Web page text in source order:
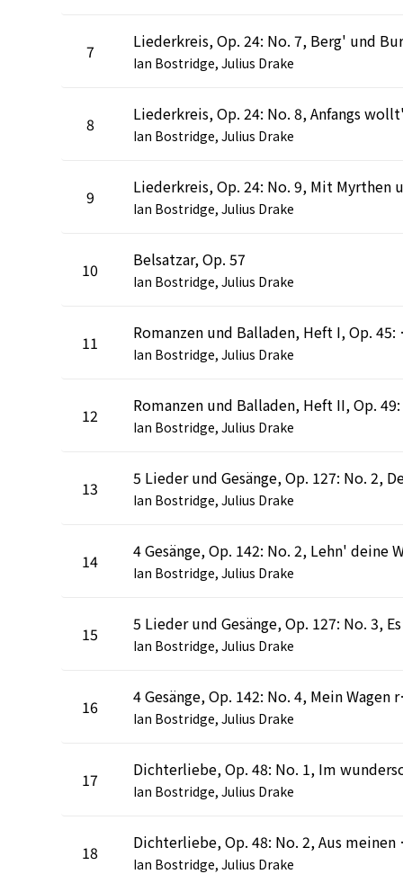
7
Ian Bostridge, Julius Drake
8
Ian Bostridge, Julius Drake
9
Ian Bostridge, Julius Drake
10 Belsatzar, Op. 57
Ian Bostridge, Julius Drake
11
Ian Bostridge, Julius Drake
12
Ian Bostridge, Julius Drake
13
Ian Bostridge, Julius Drake
14
Ian Bostridge, Julius Drake
15
Ian Bostridge, Julius Drake
16 4
Ian Bostridge, Julius Drake
17
Ian Bostridge, Julius Drake
18
Ian Bostridge, Julius Drake